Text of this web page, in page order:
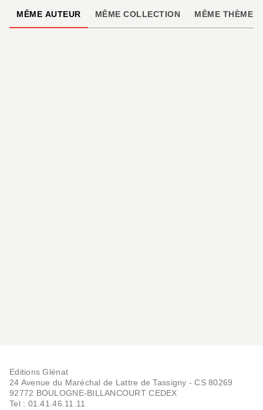
MÊME AUTEUR MÊME COLLECTION MÊME THÈME
Editions Glénat
24 Avenue du Maréchal de Lattre de Tassigny - CS 80269
92772 BOULOGNE-BILLANCOURT CEDEX
Tel : 01.41.46.11.11